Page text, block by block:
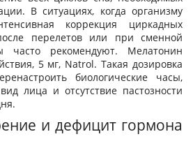
В ситуациях, когда организму
коррекция циркадных
перелетов или при сменной
часто рекомендуют. Мелатонин
5 мг, Natrol. Такая дозировка
биологические часы,
лица и отсутствие пастозности
и дефицит гормона